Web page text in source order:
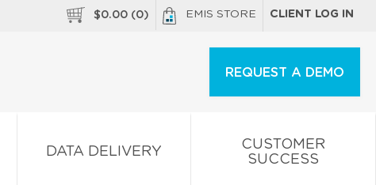
$0.00 (0) EMIS STORE CLIENT LOG IN
REQUEST A DEMO
DATA DELIVERY
CUSTOMER
SUCCESS